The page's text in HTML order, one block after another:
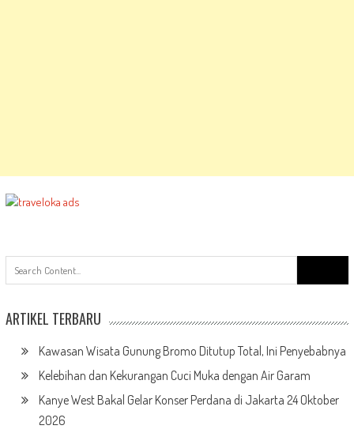
for:
ARTIKEL TERBARU
Kawasan Wisata Gunung Bromo Ditutup Total, Ini Penyebabnya
Kelebihan dan Kekurangan Cuci Muka dengan Air Garam
Kanye West Bakal Gelar Konser Perdana di Jakarta 24 Oktober
2026